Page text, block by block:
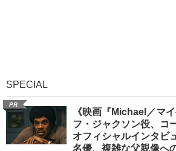
SPECIAL
PR
《映画『Michael／マ
フ・ジャクソン役、コ
オフィシャルインタビ
名優、複雑な父親像へ